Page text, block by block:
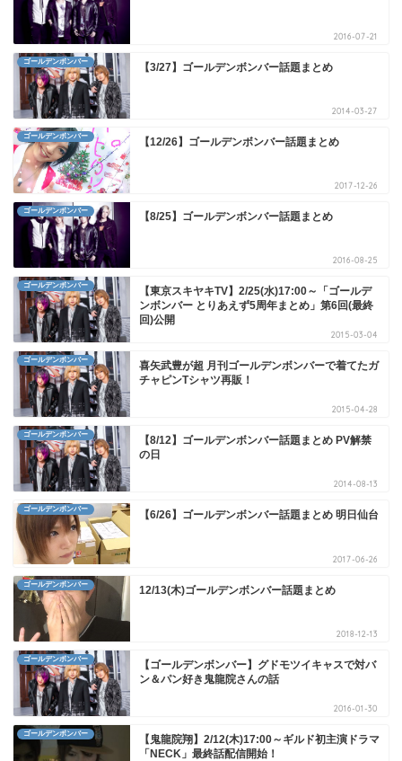
2016-07-21
ゴールデンボンバー 【3/27】ゴールデンボンバー話題まとめ
2014-03-27
ゴールデンボンバー 【12/26】ゴールデンボンバー話題まとめ
2017-12-26
ゴールデンボンバー 【8/25】ゴールデンボンバー話題まとめ
2016-08-25
ゴールデンボンバー
【東京スキヤキTV】2/25(水)17:00～「ゴールデ
ンボンバー とりあえず5周年まとめ」第6回(最終
回)公開
2015-03-04
ゴールデンボンバー
喜矢武豊が超 月刊ゴールデンボンバーで着てたガ
チャピンTシャツ再販！
2015-04-28
ゴールデンボンバー
【8/12】ゴールデンボンバー話題まとめ PV解禁
の日
2014-08-13
ゴールデンボンバー 【6/26】ゴールデンボンバー話題まとめ 明日仙台
2017-06-26
ゴールデンボンバー 12/13(木)ゴールデンボンバー話題まとめ
2018-12-13
ゴールデンボンバー
【ゴールデンボンバー】グドモツイキャスで対バ
ン＆パン好き鬼龍院さんの話
2016-01-30
ゴールデンボンバー
【鬼龍院翔】2/12(木)17:00～ギルド初主演ドラマ
「NECK」最終話配信開始！